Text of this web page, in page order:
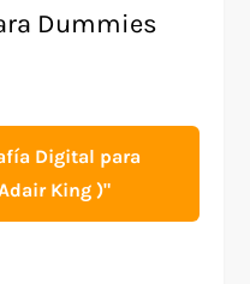
Dummies
Digital para
King )"